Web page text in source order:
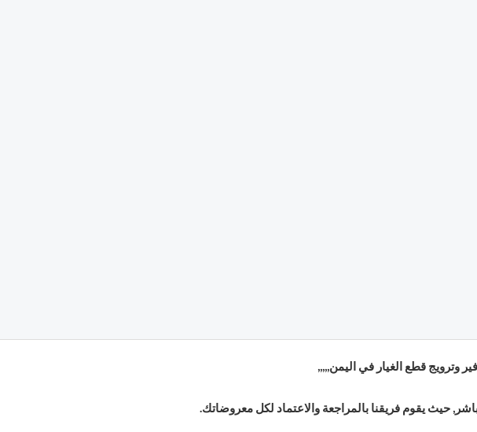
قطع الغيار في اليمن,,,,,
حيث يقوم فريقنا بالمراجعة والاعتماد لكل معروضاتك.